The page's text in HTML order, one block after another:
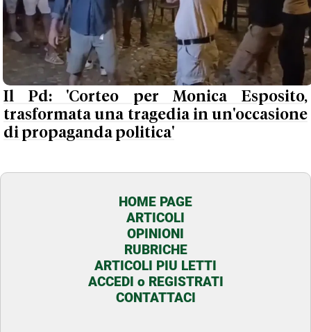
Il Pd: 'Corteo per Monica Esposito,
trasformata una tragedia in un'occasione
di propaganda politica'
HOME PAGE
ARTICOLI
OPINIONI
RUBRICHE
ARTICOLI PIU LETTI
ACCEDI o REGISTRATI
CONTATTACI